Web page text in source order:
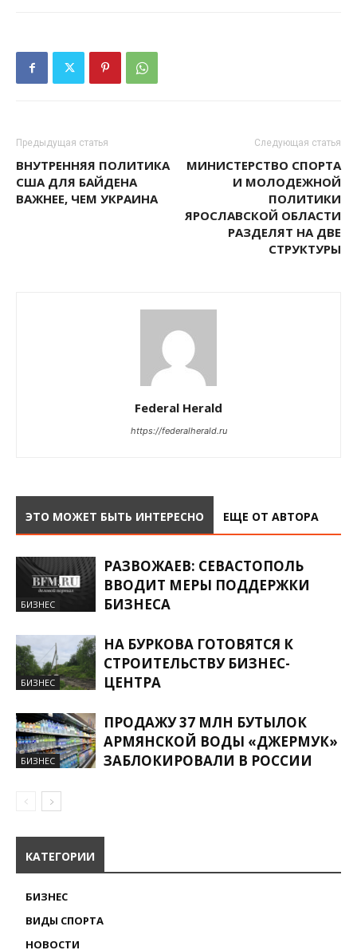
Предыдущая статья
ВНУТРЕННЯЯ ПОЛИТИКА
США ДЛЯ БАЙДЕНА
ВАЖНЕЕ, ЧЕМ УКРАИНА
Следующая статья
МИНИСТЕРСТВО СПОРТА
И МОЛОДЕЖНОЙ
ПОЛИТИКИ
ЯРОСЛАВСКОЙ ОБЛАСТИ
РАЗДЕЛЯТ НА ДВЕ
СТРУКТУРЫ
Federal Herald
https://federalherald.ru
ЭТО МОЖЕТ БЫТЬ ИНТЕРЕСНО ЕЩЕ ОТ АВТОРА
БИЗНЕС
РАЗВОЖАЕВ: СЕВАСТОПОЛЬ
ВВОДИТ МЕРЫ ПОДДЕРЖКИ
БИЗНЕСА
БИЗНЕС
НА БУРКОВА ГОТОВЯТСЯ К
СТРОИТЕЛЬСТВУ БИЗНЕС-
ЦЕНТРА
БИЗНЕС
ПРОДАЖУ 37 МЛН БУТЫЛОК
АРМЯНСКОЙ ВОДЫ «ДЖЕРМУК»
ЗАБЛОКИРОВАЛИ В РОССИИ
КАТЕГОРИИ
БИЗНЕС
ВИДЫ СПОРТА
НОВОСТИ